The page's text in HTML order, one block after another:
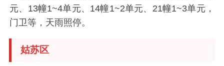
元、13幢1~4单元、14幢1~2单元、21幢1~3单元，
门卫等，天雨照停。
姑苏区